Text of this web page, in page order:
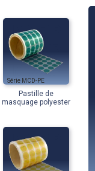
MCD-PE
Pastille de
masquage polyester